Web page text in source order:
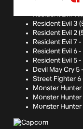
Resident Evil 4
Resident Evil
Resident Evil 3
Resident Evil 2
Resident Evil 7
Resident Evil 6
Resident Evil 5
Devil May Cry 5
Street Fighter 6
Monster
Monster Hunter
Monster Hunter